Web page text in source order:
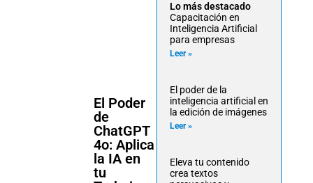
El Poder
de
ChatGPT
4o: Aplica
la IA en
tu
Lo más destacado
Capacitación en
Inteligencia Artificial
para empresas
Leer »
El poder de la
inteligencia artificial en
la edición de imágenes
Leer »
Eleva tu contenido
crea textos